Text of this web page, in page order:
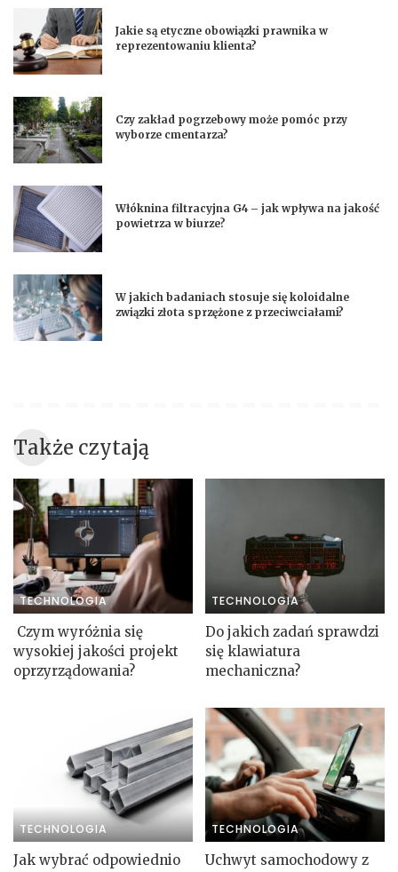
Jakie są etyczne obowiązki prawnika w
reprezentowaniu klienta?
Czy zakład pogrzebowy może pomóc przy
wyborze cmentarza?
Włóknina filtracyjna G4 – jak wpływa na jakość
powietrza w biurze?
W jakich badaniach stosuje się koloidalne
związki złota sprzężone z przeciwciałami?
Także czytają
TECHNOLOGIA
Czym wyróżnia się
wysokiej jakości projekt
oprzyrządowania?
TECHNOLOGIA
Do jakich zadań sprawdzi
się klawiatura
mechaniczna?
TECHNOLOGIA
Jak wybrać odpowiednio
TECHNOLOGIA
Uchwyt samochodowy z